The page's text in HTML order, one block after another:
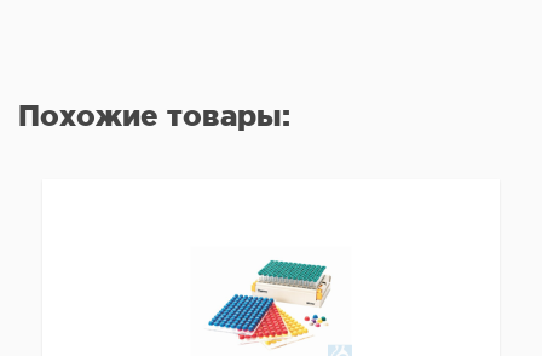
Похожие товары: